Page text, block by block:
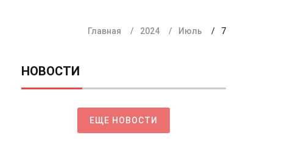
Главная 2024 Июль 7
НОВОСТИ
ЕЩЕ НОВОСТИ